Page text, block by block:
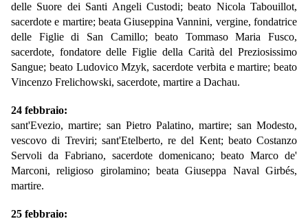
delle Suore dei Santi Angeli Custodi; beato Nicola Tabouillot,
sacerdote e martire; beata Giuseppina Vannini, vergine, fondatrice
delle Figlie di San Camillo; beato Tommaso Maria Fusco,
sacerdote, fondatore delle Figlie della Carità del Preziosissimo
Sangue; beato Ludovico Mzyk, sacerdote verbita e martire; beato
Vincenzo Frelichowski, sacerdote, martire a Dachau.
24 febbraio:
sant'Evezio, martire; san Pietro Palatino, martire; san Modesto,
vescovo di Treviri; sant'Etelberto, re del Kent; beato Costanzo
Servoli da Fabriano, sacerdote domenicano; beato Marco de'
Marconi, religioso girolamino; beata Giuseppa Naval Girbés,
martire.
25 febbraio: